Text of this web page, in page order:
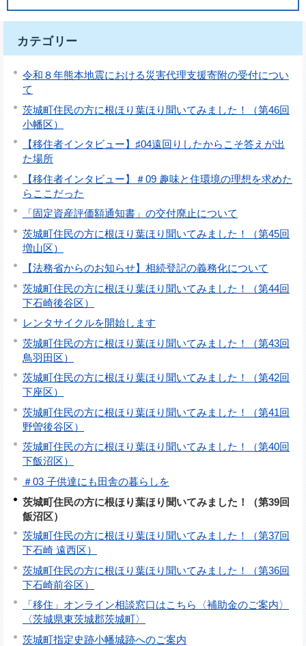
カテゴリー
令和８年熊本地震における災害代理支援寄附の受付につい
て
茨城町住民の方に根ほり葉ほり聞いてみました！（第46回
小幡区）
【移住者インタビュー】♯04遠回りしたからこそ答えが出
た場所
【移住者インタビュー】＃09 趣味と住環境の理想を求めた
らここだった
「固定資産評価額通知書」の交付廃止について
茨城町住民の方に根ほり葉ほり聞いてみました！（第45回
増山区）
【法務省からのお知らせ】相続登記の義務化について
茨城町住民の方に根ほり葉ほり聞いてみました！（第44回
下石崎後谷区）
レンタサイクルを開始します
茨城町住民の方に根ほり葉ほり聞いてみました！（第43回
鳥羽田区）
茨城町住民の方に根ほり葉ほり聞いてみました！（第42回
下座区）
茨城町住民の方に根ほり葉ほり聞いてみました！（第41回
野曽後谷区）
茨城町住民の方に根ほり葉ほり聞いてみました！（第40回
下飯沼区）
＃03 子供達にも田舎の暮らしを
茨城町住民の方に根ほり葉ほり聞いてみました！（第39回
飯沼区）
茨城町住民の方に根ほり葉ほり聞いてみました！（第37回
下石崎 遠西区）
茨城町住民の方に根ほり葉ほり聞いてみました！（第36回
下石崎前谷区）
「移住」オンライン相談窓口はこちら〈補助金のご案内〉
〈茨城県東茨城郡茨城町〉
茨城町指定史跡小幡城跡へのご案内